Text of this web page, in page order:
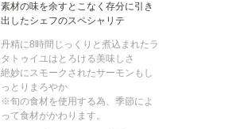
素材の味を余すとこなく存分に引き
出したシェフのスペシャリテ
丹精に8時間じっくりと煮込まれたラ
タトゥイユはとろける美味しさ
絶妙にスモークされたサーモンもし
っとりまろやか
※旬の食材を使用する為、季節によ
って食材がかわります。